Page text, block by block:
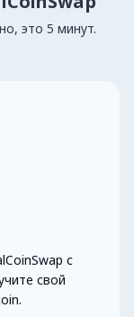
это 5 минут.
с
свой